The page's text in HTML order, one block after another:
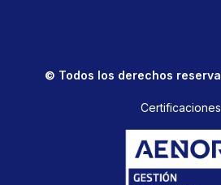
© Todos los derechos